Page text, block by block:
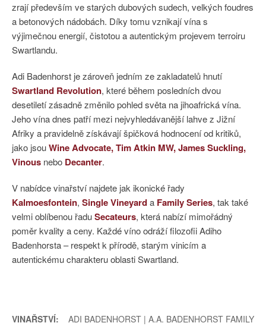
zrají především ve starých dubových sudech, velkých foudres
a betonových nádobách. Díky tomu vznikají vína s
výjimečnou energií, čistotou a autentickým projevem terroiru
Swartlandu.
Adi Badenhorst je zároveň jedním ze zakladatelů hnutí
Swartland Revolution, které během posledních dvou
desetiletí zásadně změnilo pohled světa na jihoafrická vína.
Jeho vína dnes patří mezi nejvyhledávanější lahve z Jižní
Afriky a pravidelně získávají špičková hodnocení od kritiků,
jako jsouWine Advocate, Tim Atkin MW, James Suckling,
Vinous nebo Decanter.
V nabídce vinařství najdete jak ikonické řady
Kalmoesfontein, Single Vineyarda Family Series, tak také
velmi oblíbenou řaduSecateurs, která nabízí mimořádný
poměr kvality a ceny. Každé víno odráží filozofii Adiho
Badenhorsta – respekt k přírodě, starým vinicím a
autentickému charakteru oblasti Swartland.
VINAŘSTVÍ: ADI BADENHORST | A.A. BADENHORST FAMILY